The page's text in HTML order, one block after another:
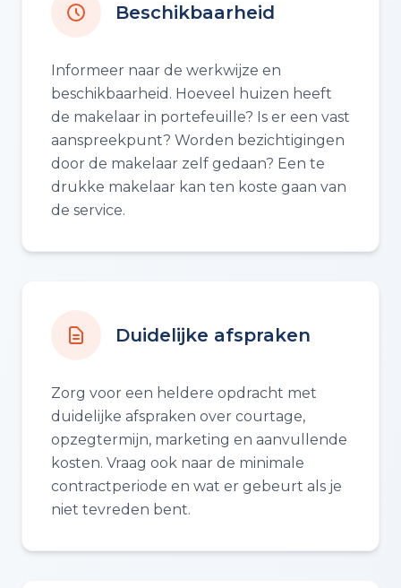
Beschikbaarheid
Informeer naar de werkwijze en
beschikbaarheid. Hoeveel huizen heeft
de makelaar in portefeuille? Is er een vast
aanspreekpunt? Worden bezichtigingen
door de makelaar zelf gedaan? Een te
drukke makelaar kan ten koste gaan van
de service.
Duidelijke afspraken
Zorg voor een heldere opdracht met
duidelijke afspraken over courtage,
opzegtermijn, marketing en aanvullende
kosten. Vraag ook naar de minimale
contractperiode en wat er gebeurt als je
niet tevreden bent.